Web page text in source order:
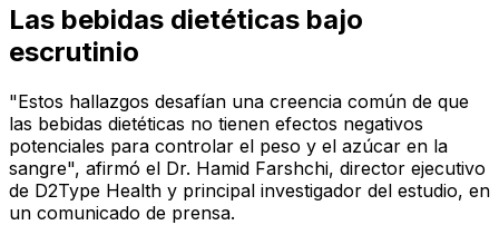
Las bebidas dietéticas bajo
escrutinio
"Estos hallazgos desafían una creencia común de que
las bebidas dietéticas no tienen efectos negativos
potenciales para controlar el peso y el azúcar en la
sangre", afirmó el Dr. Hamid Farshchi, director ejecutivo
de D2Type Health y principal investigador del estudio, en
un comunicado de prensa.